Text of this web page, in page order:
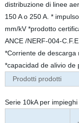
distribuzione di linee
150 A o 250 A. *
mm/kV *prodotto
ANCE /NERF-004-
*Corriente de descarga
*capacidad de alivio
Prodotti prodotti
Serie 10kA per